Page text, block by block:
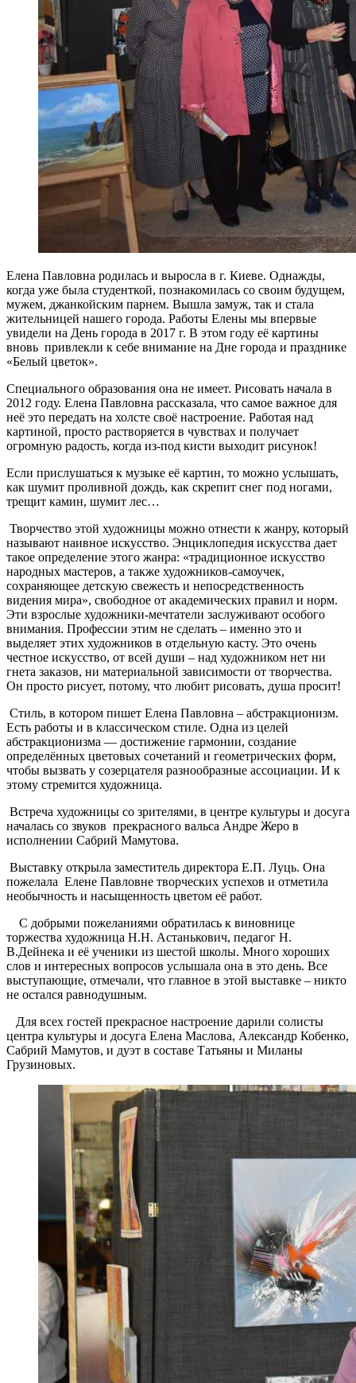
Елена Павловна родилась и выросла в г. Киеве. Однажды,
когда уже была студенткой, познакомилась со своим будущем,
мужем, джанкойским парнем. Вышла замуж, так и стала
жительницей нашего города. Работы Елены мы впервые
увидели на День города в 2017 г. В этом году её картины
вновь привлекли к себе внимание на Дне города и празднике
«Белый цветок».
Специального образования она не имеет. Рисовать начала в
2012 году. Елена Павловна рассказала, что самое важное для
неё это передать на холсте своё настроение. Работая над
картиной, просто растворяется в чувствах и получает
огромную радость, когда из-под кисти выходит рисунок!
Если прислушаться к музыке её картин, то можно услышать,
как шумит проливной дождь, как скрепит снег под ногами,
трещит камин, шумит лес…
Творчество этой художницы можно отнести к жанру, который
называют наивное искусство. Энциклопедия искусства дает
такое определение этого жанра: «традиционное искусство
народных мастеров, а также художников-самоучек,
сохраняющее детскую свежесть и непосредственность
видения мира», свободное от академических правил и норм.
Эти взрослые художники-мечтатели заслуживают особого
внимания. Профессии этим не сделать – именно это и
выделяет этих художников в отдельную касту. Это очень
честное искусство, от всей души – над художником нет ни
гнета заказов, ни материальной зависимости от творчества.
Он просто рисует, потому, что любит рисовать, душа просит!
Стиль, в котором пишет Елена Павловна – абстракционизм.
Есть работы и в классическом стиле. Одна из целей
абстракционизма — достижение гармонии, создание
определённых цветовых сочетаний и геометрических форм,
чтобы вызвать у созерцателя разнообразные ассоциации. И к
этому стремится художница.
Встреча художницы со зрителями, в центре культуры и досуга
началась со звуков прекрасного вальса Андре Жеро в
исполнении Сабрий Мамутова.
Выставку открыла заместитель директора Е.П. Луць. Она
пожелала Елене Павловне творческих успехов и отметила
необычность и насыщенность цветом её работ.
С добрыми пожеланиями обратилась к виновнице
торжества художница Н.Н. Астанькович, педагог Н.
В.Дейнека и её ученики из шестой школы. Много хороших
слов и интересных вопросов услышала она в это день. Все
выступающие, отмечали, что главное в этой выставке – никто
не остался равнодушным.
Для всех гостей прекрасное настроение дарили солисты
центра культуры и досуга Елена Маслова, Александр Кобенко,
Сабрий Мамутов, и дуэт в составе Татьяны и Миланы
Грузиновых.